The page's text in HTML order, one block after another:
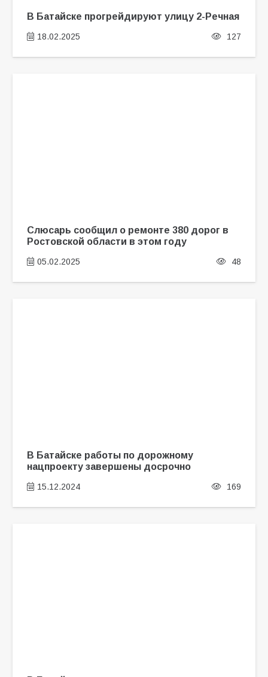
В Батайске прогрейдируют улицу 2-Речная
18.02.2025 127
Слюсарь сообщил о ремонте 380 дорог в
Ростовской области в этом году
05.02.2025 48
В Батайске работы по дорожному
нацпроекту завершены досрочно
15.12.2024 169